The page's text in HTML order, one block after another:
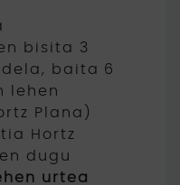
bisita 3
baita 6
lehen
Plana)
Hortz
dugu
urtea